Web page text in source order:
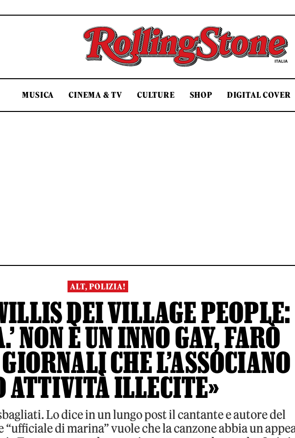
Rolling Stone Italia
MUSICA CINEMA & TV CULTURE SHOP DIGITAL COVER
ALT, POLIZIA!
DEI VILLAGE PEOPLE:
NON È UN INNO GAY, FARÒ
CHE L’ASSOCIANO
ATTIVITÀ ILLECITE»
Lo dice in un lungo post il cantante e autore del
“ufficiale di marina” vuole che la canzone abbia un